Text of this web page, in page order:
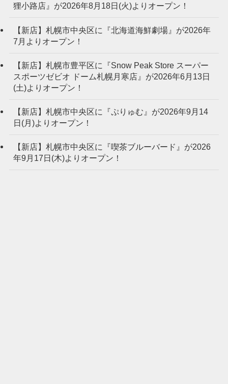
狸小路店』が2026年8月18日(火)よりオープン！
【新店】札幌市中央区に『北海道海鮮劇場』が2026年
7月よりオープン！
【新店】札幌市豊平区に『Snow Peak Store スーパー
スポーツゼビオ ドーム札幌月寒店』が2026年6月13日
(土)よりオープン！
【新店】札幌市中央区に『ぷりゅむ』が2026年9月14
日(月)よりオープン！
【新店】札幌市中央区に『喫茶ブルーバード』が2026
年9月17日(木)よりオープン！